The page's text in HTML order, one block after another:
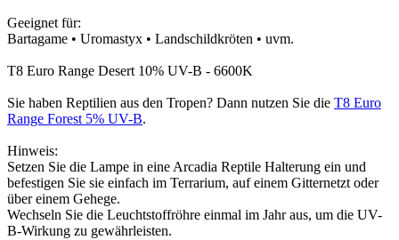
Geeignet für:
Bartagame • Uromastyx • Landschildkröten • uvm.
T8 Euro Range Desert 10% UV-B - 6600K
Sie haben Reptilien aus den Tropen? Dann nutzen Sie die T8 Euro
Range Forest 5% UV-B.
Hinweis:
Setzen Sie die Lampe in eine Arcadia Reptile Halterung ein und
befestigen Sie sie einfach im Terrarium, auf einem Gitternetzt oder
über einem Gehege.
Wechseln Sie die Leuchtstoffröhre einmal im Jahr aus, um die UV-
B-Wirkung zu gewährleisten.